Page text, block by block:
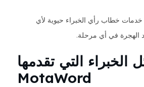
خطاب رأي الخبراء حيوية لأي
في أي مرحلة.
الخبراء التي تقدمها
MotaWord